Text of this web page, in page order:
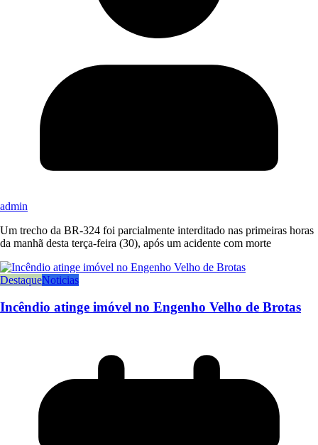
admin
Um trecho da BR-324 foi parcialmente interditado nas primeiras horas
da manhã desta terça-feira (30), após um acidente com morte
DestaqueNoticias
Incêndio atinge imóvel no Engenho Velho de Brotas